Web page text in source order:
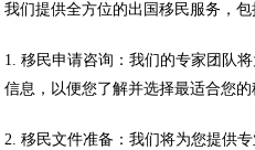
我们提供全方位的出国移民服务，包
1. 移民申请咨询：我们的专家团队
信息，以便您了解并选择最适合您的
2. 移民文件准备：我们将为您提供